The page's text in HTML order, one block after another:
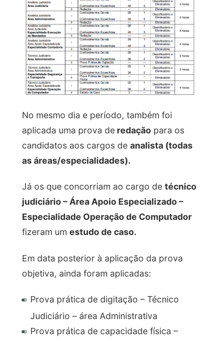
No mesmo dia e período, também foi
aplicada uma prova deredaçãopara os
candidatos aos cargos de analista (todas
as áreas/especialidades).
Já os que concorriam ao cargo de técnico
judiciário – Área Apoio Especializado –
Especialidade Operação de Computador
fizeram um estudo de caso.
Em data posterior à aplicação da prova
objetiva, ainda foram aplicadas:
Prova prática de digitação – Técnico
Judiciário – área Administrativa
Prova prática de capacidade física –